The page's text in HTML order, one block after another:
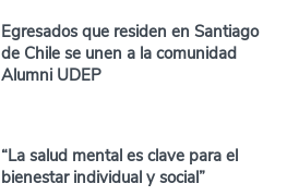
Egresados que residen en Santiago
de Chile se unen a la comunidad
Alumni UDEP
“La salud mental es clave para el
bienestar individual y social”